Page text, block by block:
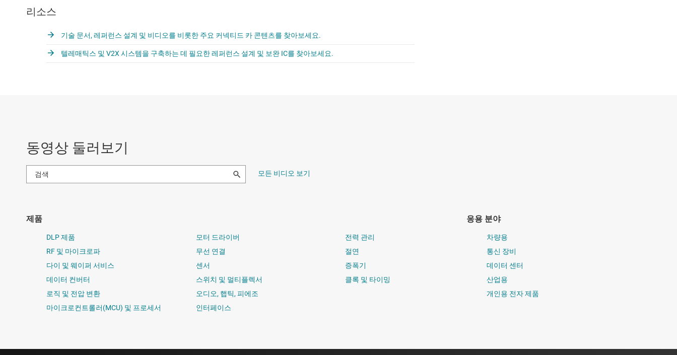
리소스
기술 문서, 레퍼런스 설계 및 비디오를 비롯한 주요 커넥티드 카 콘텐츠를 찾아보세요.
텔레매틱스 및 V2X 시스템을 구축하는 데 필요한 레퍼런스 설계 및 보완 IC를 찾아보세요.
동영상 둘러보기
모든 비디오 보기
제품
DLP 제품
RF 및 마이크로파
다이 및 웨이퍼 서비스
데이터 컨버터
로직 및 전압 변환
마이크로컨트롤러(MCU) 및 프로세서
모터 드라이버
무선 연결
센서
스위치 및 멀티플렉서
오디오, 햅틱, 피에조
인터페이스
전력 관리
절연
증폭기
클록 및 타이밍
응용 분야
차량용
통신 장비
데이터 센터
산업용
개인용 전자 제품